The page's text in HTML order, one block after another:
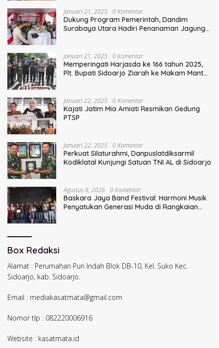
Januari 21, 2025 0 Komentar
Dukung Program Pemerintah, Dandim
Surabaya Utara Hadiri Penanaman Jagung
Januari 21, 2025 0 Komentar
Memperingati Harjasda ke 166 tahun 2025,
Plt. Bupati Sidoarjo Ziarah ke Makam Mantan
Januari 22, 2025 0 Komentar
Kajati Jatim Mia Amiati Resmikan Gedung
PTSP
Januari 22, 2025 0 Komentar
Perkuat Silaturahmi, Danpuslatdiksarmil
Kodiklatal Kunjungi Satuan TNI AL di Sidoarjo
Agustus 8, 2026 0 Komentar
Baskara Jaya Band Festival: Harmoni Musik
Penyatukan Generasi Muda di Rangkaian
Box Redaksi
Alamat : Perumahan Puri Indah Blok DB-10, Kel. Suko Kec.
Sidoarjo, kab. Sidoarjo.
Email : mediakasatmata@gmail.com
Nomor tlp : 082220006916
Website : kasatmata.id